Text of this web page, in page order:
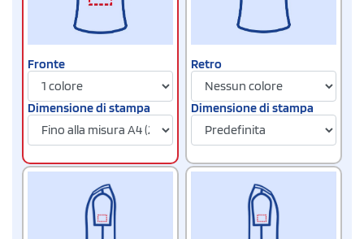
Fronte
Dimensione di stampa
Retro
Dimensione di stampa